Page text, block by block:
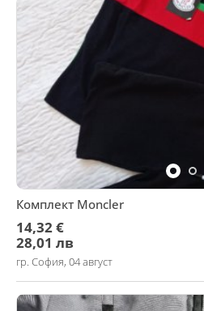
Комплект Moncler
14,32 €
28,01 лв
гр. София, 04 август